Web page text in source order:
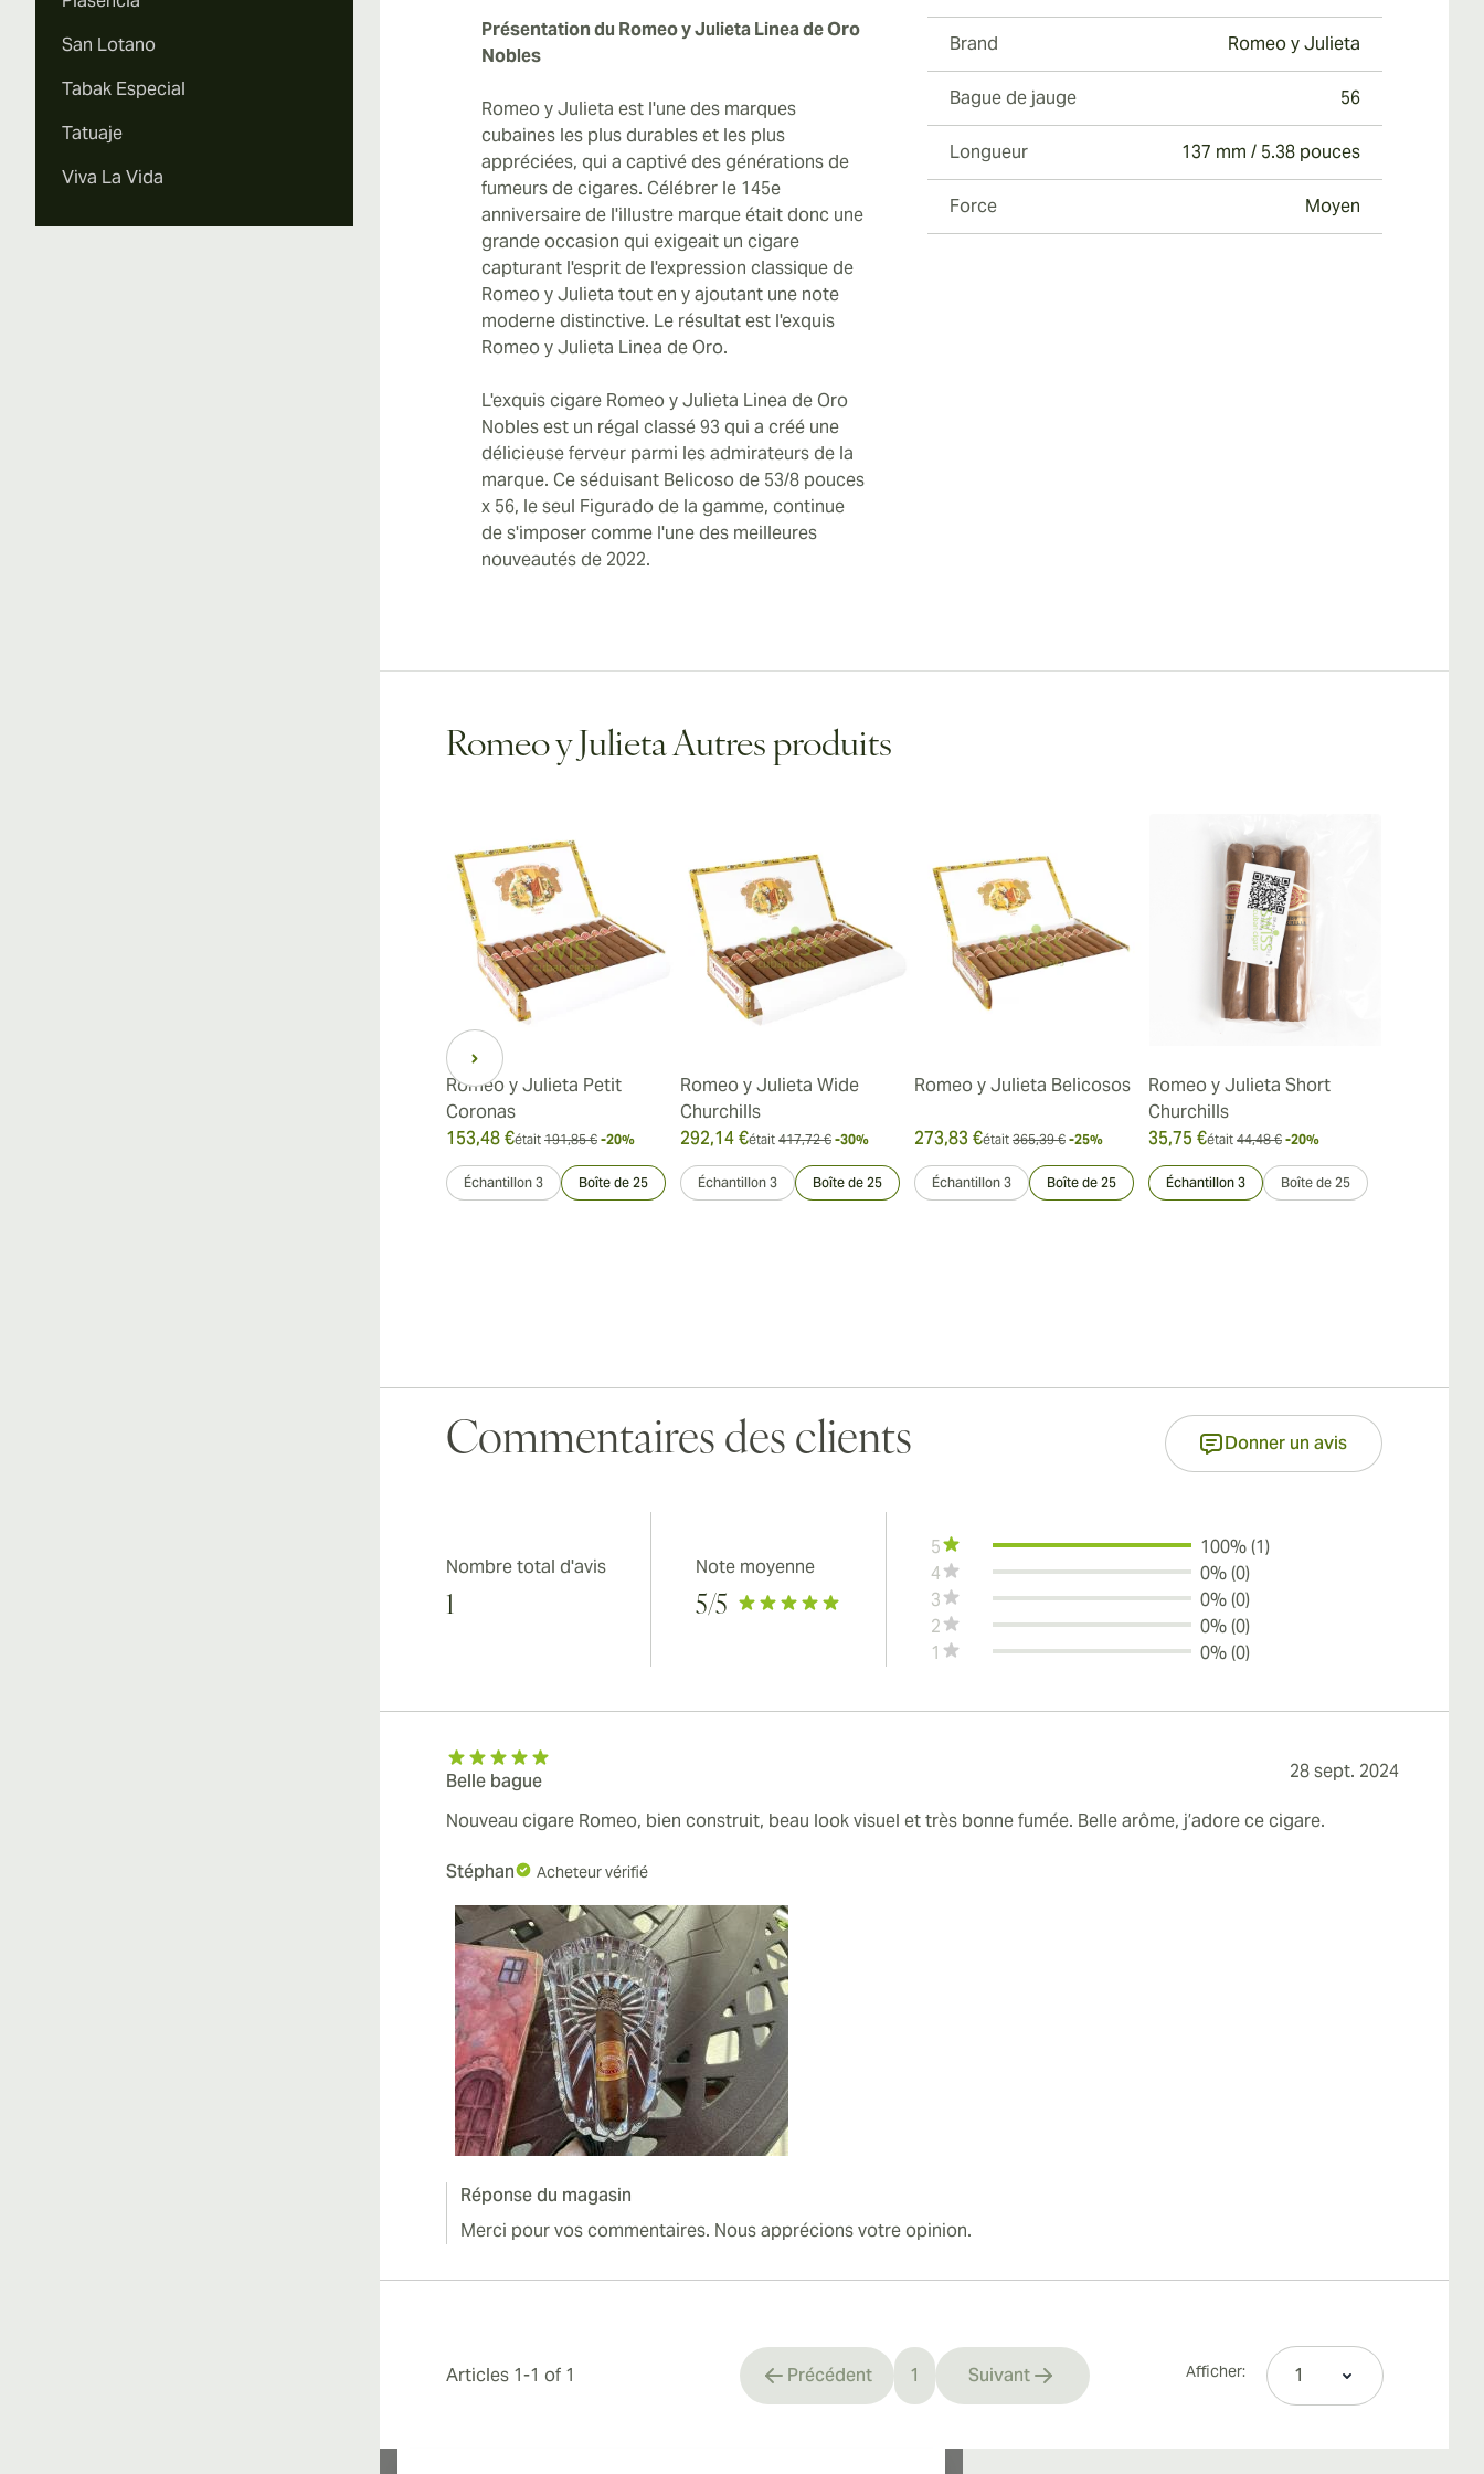
San Lotano
Tabak Especial
Tatuaje
Viva La Vida
Présentation du Romeo y Julieta Linea de Oro
Nobles
Romeo y Julieta est l'une des marques
cubaines les plus durables et les plus
appréciées, qui a captivé des générations de
fumeurs de cigares. Célébrer le 145e
anniversaire de l'illustre marque était donc une
grande occasion qui exigeait un cigare
capturant l'esprit de l'expression classique de
Romeo y Julieta tout en y ajoutant une note
moderne distinctive. Le résultat est l'exquis
Romeo y Julieta Linea de Oro.
L'exquis cigare Romeo y Julieta Linea de Oro
Nobles est un régal classé 93 qui a créé une
délicieuse ferveur parmi les admirateurs de la
marque. Ce séduisant Belicoso de 53/8 pouces
x 56, le seul Figurado de la gamme, continue
de s'imposer comme l'une des meilleures
nouveautés de 2022.
Brand Romeo y Julieta
Bague de jauge 56
Longueur 137 mm / 5.38 pouces
Force Moyen
Romeo y Julieta Autres produits
Romeo y Julieta Petit
Coronas
153,48 €était 191,85 € -20%
Échantillon 3 Boîte de 25
Romeo y Julieta Wide
Churchills
292,14 €était 417,72 € -30%
Échantillon 3 Boîte de 25
Romeo y Julieta Belicosos
273,83 €était 365,39 € -25%
Échantillon 3 Boîte de 25
Romeo y Julieta Short
Churchills
35,75 €était 44,48 € -20%
Échantillon 3 Boîte de 25
Commentaires des clients Donner un avis
Nombre total d'avis
1
Note moyenne
5/5
5
100% (1)
4
0% (0)
3
0% (0)
2
0% (0)
1
0% (0)
Belle bague 28 sept. 2024
Nouveau cigare Romeo, bien construit, beau look visuel et très bonne fumée. Belle arôme, j’adore ce cigare.
Stéphan Acheteur vérifié
Réponse du magasin
Merci pour vos commentaires. Nous apprécions votre opinion.
Articles 1-1 of 1 Précédent You're currently reading page
1 Suivant Afficher: